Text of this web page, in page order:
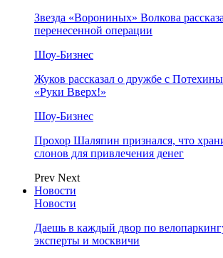
Звезда «Ворониных» Волкова
перенесенной операции
Шоу-Бизнес
Жуков рассказал о дружбе с
«Руки Вверх!»
Шоу-Бизнес
Прохор Шаляпин признался, что
слонов для привлечения денег
Prev Next
Новости
Новости
Даешь в каждый двор по
эксперты и москвичи